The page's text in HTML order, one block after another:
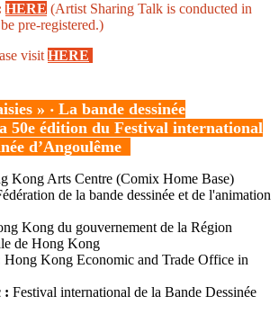
HERE (Artist Sharing Talk is conducted in
pre-registered.)
visit HERE
» ‧ La bande dessinée
50e édition du Festival international
d’Angoulême
Kong Arts Centre (Comix Home Base)
de la bande dessinée et de l'animation
Kong du gouvernement de la Région
de Hong Kong
Hong Kong Economic and Trade Office in
: Festival international de la Bande Dessinée